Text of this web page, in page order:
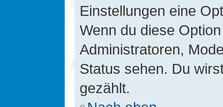
Einstellungen eine
Wenn du diese
Administratoren,
Status sehen. Du
gezählt.